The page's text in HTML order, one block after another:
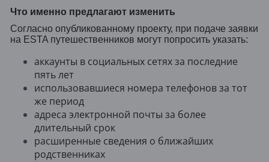
Что именно предлагают изменить
Согласно опубликованному проекту, при подаче заявки
на ESTA путешественников могут попросить указать:
аккаунты в социальных сетях за последние
пять лет
использовавшиеся номера телефонов за тот
же период
адреса электронной почты за более
длительный срок
расширенные сведения о ближайших
родственниках